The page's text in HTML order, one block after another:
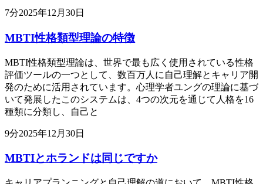
7分2025年12月30日
MBTI性格類型理論の特徴
MBTI性格類型理論は、世界で最も広く使用されている性格
評価ツールの一つとして、数百万人に自己理解とキャリア開
発のために活用されています。心理学者ユングの理論に基づ
いて発展したこのシステムは、4つの次元を通じて人格を16
種類に分類し、自己と
9分2025年12月30日
MBTIとホランドは同じですか